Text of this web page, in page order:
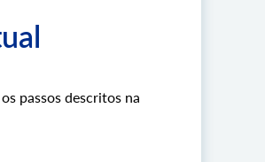
passos descritos na